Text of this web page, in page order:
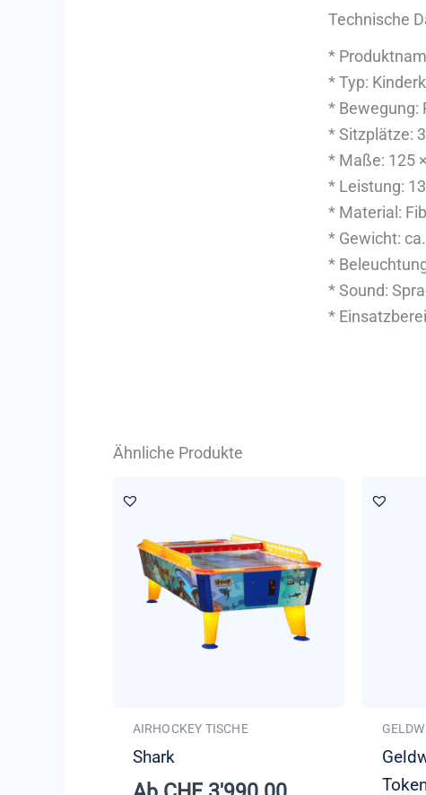
Technische
*
* Typ:
* Bewegung:
* Sitzplätze:
* Maße: 125
* Leistung:
* Material:
* Gewicht:
*
* Sound:
*
Ähnliche Produkte
AIRHOCKEY TISCHE
Shark